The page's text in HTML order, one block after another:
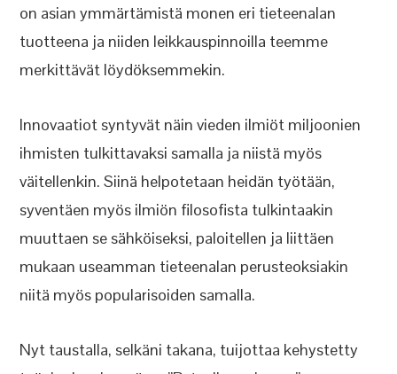
on asian ymmärtämistä monen eri tieteenalan
tuotteena ja niiden leikkauspinnoilla teemme
merkittävät löydöksemmekin.
Innovaatiot syntyvät näin vieden ilmiöt miljoonien
ihmisten tulkittavaksi samalla ja niistä myös
väitellenkin. Siinä helpotetaan heidän työtään,
syventäen myös ilmiön filosofista tulkintaakin
muuttaen se sähköiseksi, paloitellen ja liittäen
mukaan useamman tieteenalan perusteoksiakin
niitä myös popularisoiden samalla.
Nyt taustalla, selkäni takana, tuijottaa kehystetty